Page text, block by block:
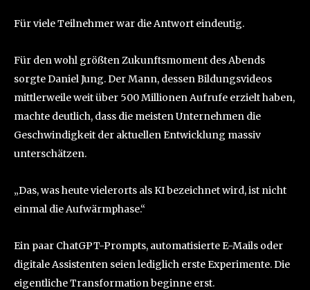
Für viele Teilnehmer war die Antwort eindeutig.
Für den wohl größten Zukunftsmoment des Abends
sorgte Daniel Jung. Der Mann, dessen Bildungsvideos
mittlerweile weit über 500 Millionen Aufrufe erzielt haben,
machte deutlich, dass die meisten Unternehmen die
Geschwindigkeit der aktuellen Entwicklung massiv
unterschätzen.
„Das, was heute vielerorts als KI bezeichnet wird, ist nicht
einmal die Aufwärmphase.“
Ein paar ChatGPT-Prompts, automatisierte E-Mails oder
digitale Assistenten seien lediglich erste Experimente. Die
eigentliche Transformation beginne erst.